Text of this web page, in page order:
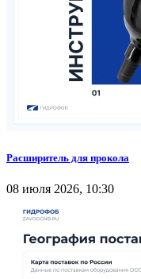
Расширитель для прокола
08 июля 2026, 10:30